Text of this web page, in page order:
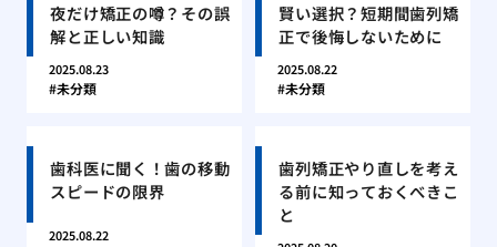
夜だけ矯正の噂？その誤
解と正しい知識
2025.08.23
未分類
賢い選択？短期間歯列矯
正で後悔しないために
2025.08.22
未分類
歯科医に聞く！歯の移動
スピードの限界
2025.08.22
歯列矯正やり直しを考え
る前に知っておくべきこ
と